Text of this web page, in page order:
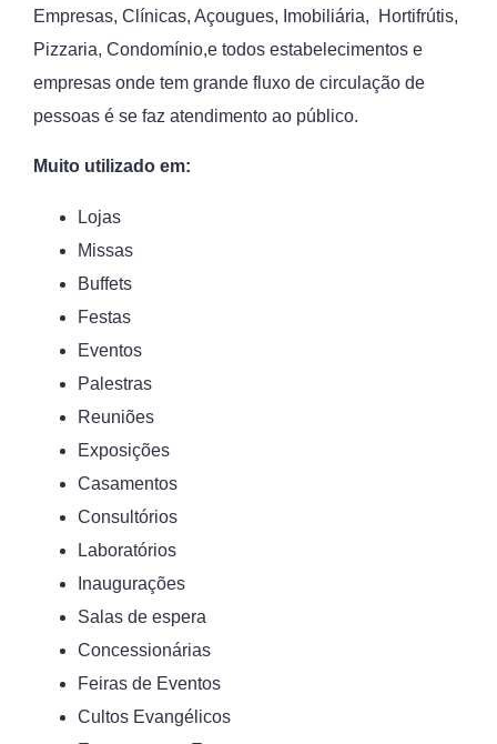
Empresas, Clínicas, Açougues, Imobiliária, Hortifrútis,
Pizzaria, Condomínio,e todos estabelecimentos e
empresas onde tem grande fluxo de circulação de
pessoas é se faz atendimento ao público.
Muito utilizado em:
Lojas
Missas
Buffets
Festas
Eventos
Palestras
Reuniões
Exposições
Casamentos
Consultórios
Laboratórios
Inaugurações
Salas de espera
Concessionárias
Feiras de Eventos
Cultos Evangélicos